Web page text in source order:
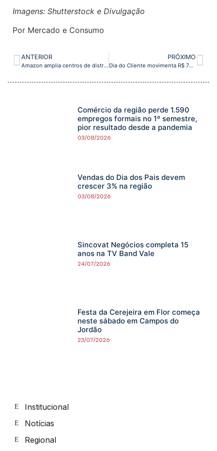
Imagens: Shutterstock e Divulgação
Por Mercado e Consumo
ANTERIOR
Amazon amplia centros de distribuição dentro das favelas brasileiras
PRÓXIMO
Dia do Cliente movimenta R$ 72,5 milhões entre pequenas e médias empresas digitais
Comércio da região perde 1.590
empregos formais no 1º semestre,
pior resultado desde a pandemia
03/08/2026
Vendas do Dia dos Pais devem
crescer 3% na região
03/08/2026
Sincovat Negócios completa 15
anos na TV Band Vale
24/07/2026
Festa da Cerejeira em Flor começa
neste sábado em Campos do
Jordão
23/07/2026
Institucional
Notícias
Regional